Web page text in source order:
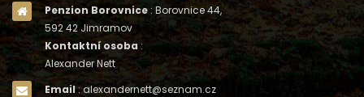
Penzion Borovnice : Borovnice 44,
592 42 Jimramov
Kontaktní osoba :
Alexander Nett
Email: alexandernett@seznam.cz